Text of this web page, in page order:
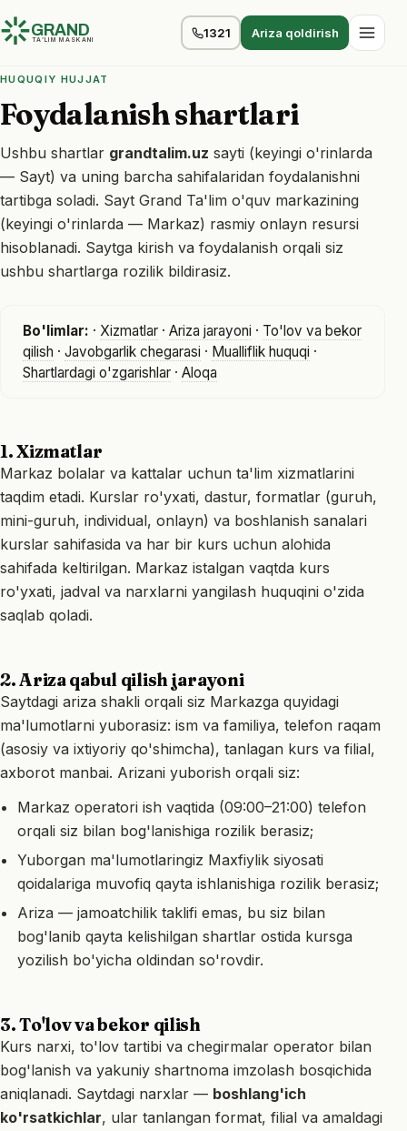
GRAND
TA’LIM MASKANI 1321 Ariza qoldirish
HUQUQIY HUJJAT
Foydalanish shartlari
Ushbu shartlar grandtalim.uz sayti (keyingi o'rinlarda
— Sayt) va uning barcha sahifalaridan foydalanishni
tartibga soladi. Sayt Grand Ta'lim o'quv markazining
(keyingi o'rinlarda — Markaz) rasmiy onlayn resursi
hisoblanadi. Saytga kirish va foydalanish orqali siz
ushbu shartlarga rozilik bildirasiz.
Bo'limlar: · Xizmatlar · Ariza jarayoni · To'lov va bekor
qilish · Javobgarlik chegarasi · Mualliflik huquqi ·
Shartlardagi o'zgarishlar · Aloqa
1. Xizmatlar
Markaz bolalar va kattalar uchun ta'lim xizmatlarini
taqdim etadi. Kurslar ro'yxati, dastur, formatlar (guruh,
mini-guruh, individual, onlayn) va boshlanish sanalari
kurslar sahifasida va har bir kurs uchun alohida
sahifada keltirilgan. Markaz istalgan vaqtda kurs
ro'yxati, jadval va narxlarni yangilash huquqini o'zida
saqlab qoladi.
2. Ariza qabul qilish jarayoni
Saytdagi ariza shakli orqali siz Markazga quyidagi
ma'lumotlarni yuborasiz: ism va familiya, telefon raqam
(asosiy va ixtiyoriy qo'shimcha), tanlagan kurs va filial,
axborot manbai. Arizani yuborish orqali siz:
Markaz operatori ish vaqtida (09:00–21:00) telefon
orqali siz bilan bog'lanishiga rozilik berasiz;
Yuborgan ma'lumotlaringiz Maxfiylik siyosati
qoidalariga muvofiq qayta ishlanishiga rozilik berasiz;
Ariza — jamoatchilik taklifi emas, bu siz bilan
bog'lanib qayta kelishilgan shartlar ostida kursga
yozilish bo'yicha oldindan so'rovdir.
3. To'lov va bekor qilish
Kurs narxi, to'lov tartibi va chegirmalar operator bilan
bog'lanish va yakuniy shartnoma imzolash bosqichida
aniqlanadi. Saytdagi narxlar — boshlang'ich
ko'rsatkichlar, ular tanlangan format, filial va amaldagi